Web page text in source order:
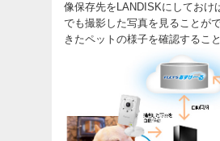
像保存先をLANDISKにしておけ
でも撮影した写真を見ることが
きたペットの様子を確認するこ